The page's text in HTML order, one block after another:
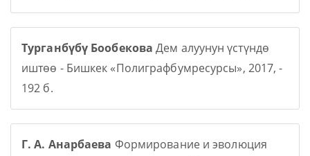
Турганбүбү Бообекова Дем алуунун үстүндө
иштөө - Бишкек «Полиграфбумресурсы», 2017, -
192 б.
Г. А. Анарбаева Формирование и эволюция